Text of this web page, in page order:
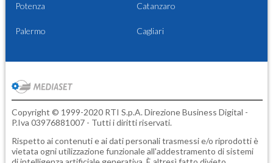
Potenza Catanzaro
Palermo Cagliari
Copyright © 1999-2020 RTI S.p.A. Direzione Business Digital -
P.Iva 03976881007 - Tutti i diritti riservati.
Rispetto ai contenuti e ai dati personali trasmessi e/o riprodotti è
vietata ogni utilizzazione funzionale all'addestramento di sistemi